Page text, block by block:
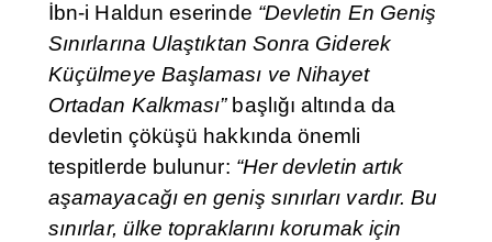
İbn-i Haldun eserinde “Devletin En Geniş
Sınırlarına Ulaştıktan Sonra Giderek
Küçülmeye Başlaması ve Nihayet
Ortadan Kalkması”başlığı altında da
devletin çöküşü hakkında önemli
tespitlerde bulunur: “Her devletin artık
aşamayacağı en geniş sınırları vardır. Bu
sınırlar, ülke topraklarını korumak için